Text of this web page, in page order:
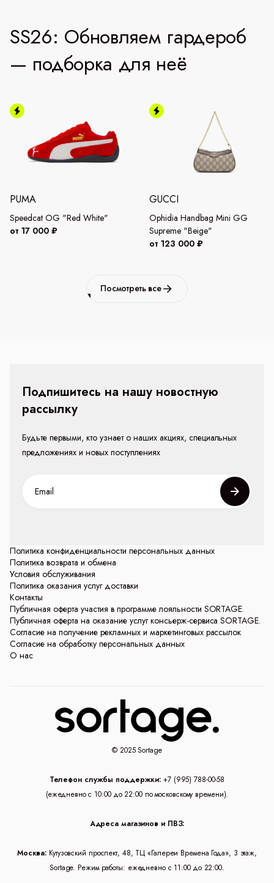
SS26: Обновляем гардероб
— подборка для неё
PUMA
Speedcat OG "Red White"
от 17 000 ₽
GUCCI
Ophidia Handbag Mini GG
Supreme "Beige"
от 123 000 ₽
Посмотреть все
Политика конфиденциальности персональных данных
Политика возврата и обмена
Условия обслуживания
Политика оказания услуг доставки
Контакты
Публичная оферта участия в программе лояльности SORTAGE.
Публичная оферта на оказание услуг консьерж-сервиса SORTAGE.
Согласие на получение рекламных и маркетинговых рассылок
Согласие на обработку персональных данных
О нас
Подпишитесь на нашу новостную
рассылку
Будьте первыми, кто узнает о наших акциях, специальных
предложениях и новых поступлениях
© 2025 Sortage
Телефон службы поддержки: +7 (995) 788-00-58
(ежедневно с 10:00 до 22:00 по московскому времени).
Адреса магазинов и ПВЗ:
Москва: Кутузовский проспект, 48, ТЦ «Галереи Времена Года», 3 этаж,
Sortage. Режим работы: ежедневно с 11:00 до 22:00.